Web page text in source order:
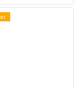
ายนอก-ในอาคาร